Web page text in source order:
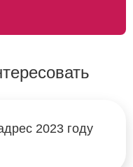
2023 году